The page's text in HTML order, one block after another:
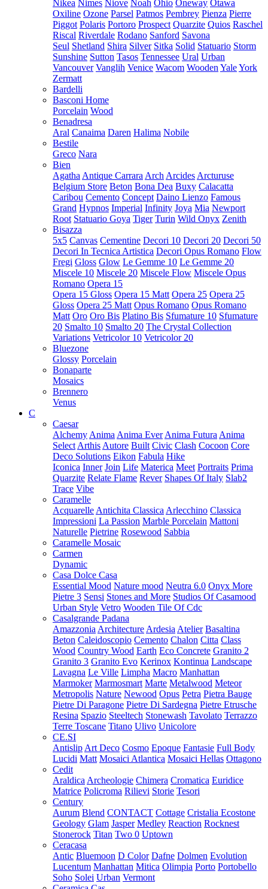
Nikea Nimes Niove Noah Ohio Oneway Otawa
Oxiline Ozone Parsel Patmos Pembrey Pienza Pierre
Piggot Polaris Portoro Prospect Quarzite Quios Raschel
Riscal Riverdale Rodano Sanford Savona
Seul Shetland Shira Silver Sitka Solid Statuario Storm
Sunshine Sutton Tasos Tennessee Ural Urban
Vancouver Vanglih Venice Wacom Wooden YaleYork
Zermatt
Bardelli
Basconi Home
Porcelain Wood
Benadresa
Aral Canaima Daren Halima Nobile
Bestile
Greco Nara
Bien
Agatha Antique Carrara Arch Arcides Arcturuse
Belgium Store Beton Bona Dea Buxy Calacatta
Caribou Cemento Concept Daino Lienzo Famous
Grand Hypnos Imperial Infinity Joya Mia Newport
Root Statuario Goya Tiger Turin Wild Onyx Zenith
Bisazza
5x5 Canvas Cementine Decori 10 Decori 20 Decori 50
Decori In Tecnica Artistica Decori Opus Romano Flow
Fregi Gloss Glow Le Gemme 10 Le Gemme 20
Miscele 10 Miscele 20 Miscele Flow Miscele Opus
Romano Opera 15
Opera 15 Gloss Opera 15 Matt Opera 25 Opera 25
Gloss Opera 25 Matt Opus Romano Opus Romano
Matt Oro Oro Bis Platino Bis Sfumature 10 Sfumature
20 Smalto 10 Smalto 20 The Crystal Collection
Variations Vetricolor 10 Vetricolor 20
Bluezone
Glossy Porcelain
Bonaparte
Mosaics
Brennero
Venus
C
Caesar
Alchemy Anima Anima Ever Anima Futura Anima
Select Arthis Autore Built Civic Clash Cocoon Core
Deco Solutions Eikon Fabula Hike
Iconica Inner Join Life Materica Meet Portraits Prima
Quarzite Relate Flame Rever Shapes Of Italy Slab2
Trace Vibe
Caramelle
Acquarelle Antichita Classica Arlecchino Classica
Impressioni La Passion Marble Porcelain Mattoni
Naturelle Pietrine Rosewood Sabbia
Caramelle Mosaic
Carmen
Dynamic
Casa Dolce Casa
Essential Mood Nature mood Neutra 6.0 Onyx More
Pietre 3 Sensi Stones and More Studios Of Casamood
Urban Style Vetro Wooden Tile Of Cdc
Casalgrande Padana
Amazzonia Architecture Ardesia Atelier Basaltina
Beton Caleidoscopio Cemento Chalon Citta Class
Wood Country Wood Earth Eco Concrete Granito 2
Granito 3 Granito Evo Kerinox Kontinua Landscape
Lavagna Le Ville Limpha Macro Manhattan
Marmoker Marmosmart Marte Metalwood Meteor
Metropolis Nature Newood Opus Petra Pietra Bauge
Pietre Di Paragone Pietre Di Sardegna Pietre Etrusche
Resina Spazio Steeltech Stonewash Tavolato Terrazzo
Terre Toscane Titano Ulivo Unicolore
CE.SI
Antislip Art Deco Cosmo Epoque Fantasie Full Body
Lucidi Matt Mosaici Atlantica Mosaici Hellas Ottagono
Cedit
Araldica Archeologie Chimera Cromatica Euridice
Matrice Policroma Rilievi Storie Tesori
Century
Aurum Blend CONTACT Cottage Cristalia Ecostone
Geology Glam Jasper Medley Reaction Rocknest
Stonerock Titan Two 0 Uptown
Ceracasa
Antic Bluemoon D Color Dafne Dolmen Evolution
Lucentum Manhattan Mitica Olimpia Porto Portobello
Soho Solei Urban Vermont